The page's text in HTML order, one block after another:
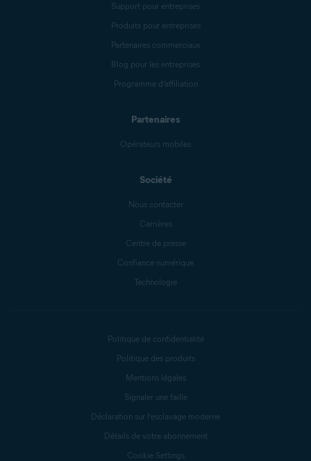
Support pour entreprises
Produits pour entreprises
Partenaires commerciaux
Blog pour les entreprises
Programme d’affiliation
Partenaires
Opérateurs mobiles
Société
Nous contacter
Carrières
Centre de presse
Confiance numérique
Technologie
Politique de confidentialité
Politique des produits
Mentions légales
Signaler une faille
Déclaration sur l’esclavage moderne
Détails de votre abonnement
Cookie Settings